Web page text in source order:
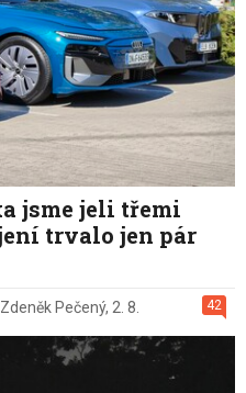
jsme jeli třemi
trvalo jen pár
42
Zdeněk Pečený, 2. 8.